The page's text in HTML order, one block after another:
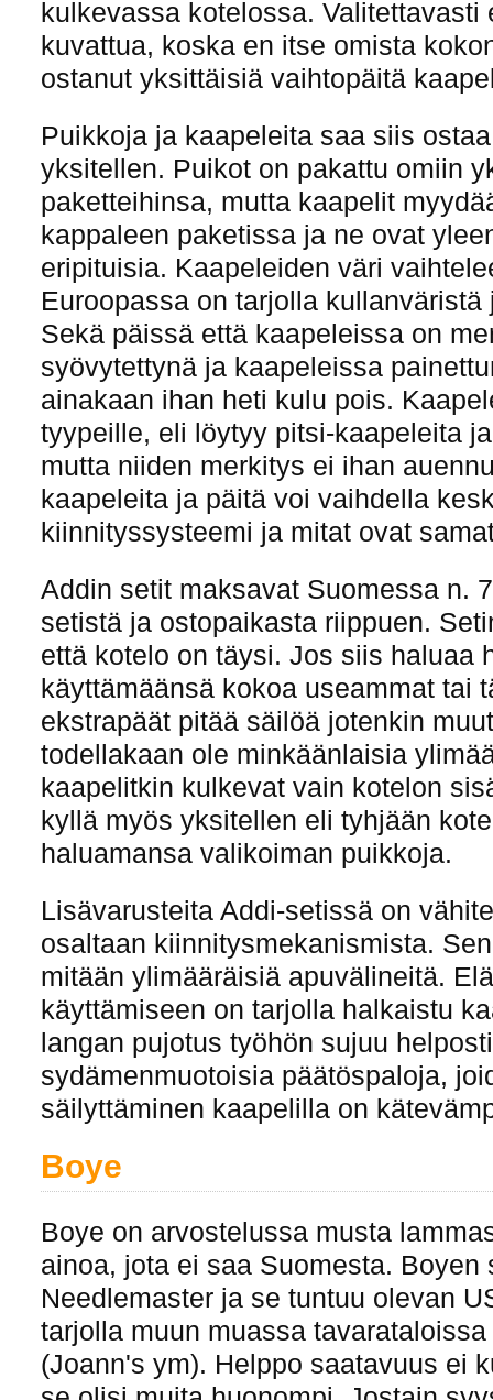
kulkevassa kotelossa. Valitettavasti
kuvattua, koska en itse omista
ostanut yksittäisiä vaihtopäitä
Puikkoja ja kaapeleita saa siis
yksitellen. Puikot on pakattu omiin
paketteihinsa, mutta kaapelit
kappaleen paketissa ja ne ovat
eripituisia. Kaapeleiden väri
Euroopassa on tarjolla
Sekä päissä että kaapeleissa on
syövytettynä ja kaapeleissa
ainakaan ihan heti kulu pois.
tyypeille, eli löytyy pitsi-kaapeleita
mutta niiden merkitys ei ihan
kaapeleita ja päitä voi vaihdella
kiinnityssysteemi ja mitat ovat
Addin setit maksavat Suomessa n.
setistä ja ostopaikasta riippuen.
että kotelo on täysi. Jos siis haluaa
käyttämäänsä kokoa useammat tai
ekstrapäät pitää säilöä jotenkin
todellakaan ole minkäänlaisia
kaapelitkin kulkevat vain kotelon
kyllä myös yksitellen eli tyhjään
haluamansa valikoiman puikkoja.
Lisävarusteita Addi-setissä on
osaltaan kiinnitysmekanismista.
mitään ylimääräisiä apuvälineitä.
käyttämiseen on tarjolla halkaistu
langan pujotus työhön sujuu
sydämenmuotoisia päätöspaloja,
säilyttäminen kaapelilla on
Boye
Boye on arvostelussa musta
ainoa, jota ei saa Suomesta. Boyen
Needlemaster ja se tuntuu olevan
tarjolla muun muassa
(Joann's ym). Helppo saatavuus ei